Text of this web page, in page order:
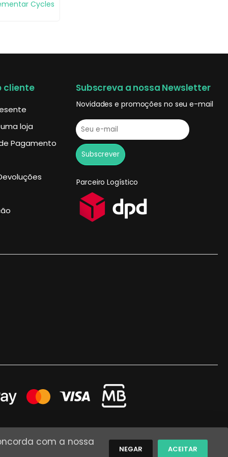
Cycles
Subscreva a nossa Newsletter
Novidades e promoções no seu e-mail
Parceiro Logístico
cliente
loja
Pagamento
com a nossa
NEGAR ACEITAR